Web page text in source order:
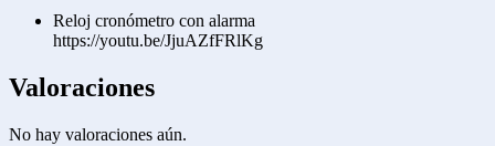
Reloj cronómetro con alarma
https://youtu.be/JjuAZfFRlKg
Valoraciones
No hay valoraciones aún.